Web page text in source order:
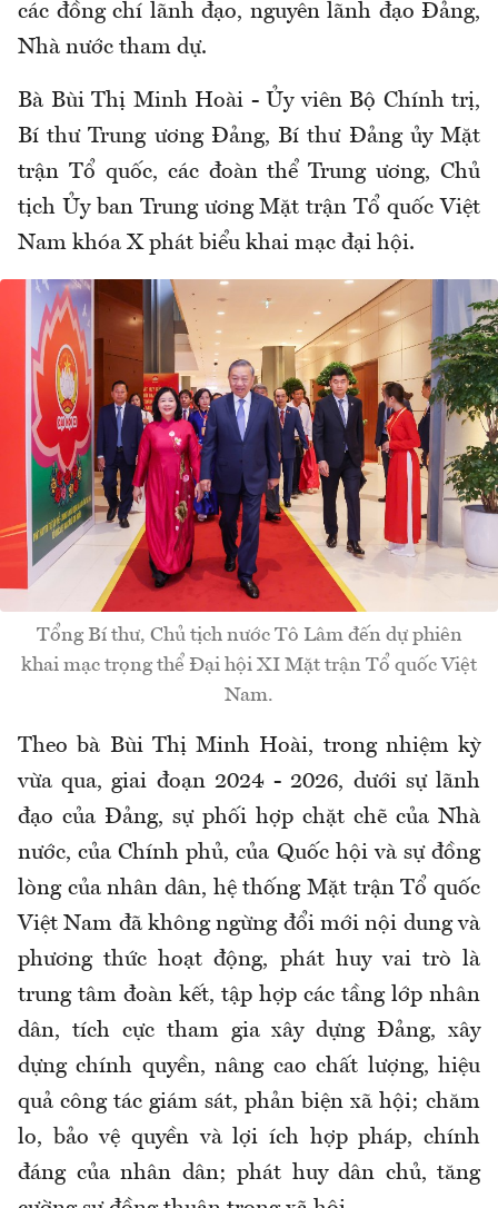
các đồng chí lãnh đạo, nguyên lãnh đạo Đảng,
Nhà nước tham dự.
Bà Bùi Thị Minh Hoài - Ủy viên Bộ Chính trị,
Bí thư Trung ương Đảng, Bí thư Đảng ủy Mặt
trận Tổ quốc, các đoàn thể Trung ương, Chủ
tịch Ủy ban Trung ương Mặt trận Tổ quốc Việt
Nam khóa X phát biểu khai mạc đại hội.
Tổng Bí thư, Chủ tịch nước Tô Lâm đến dự phiên
khai mạc trọng thể Đại hội XI Mặt trận Tổ quốc Việt
Nam.
Theo bà Bùi Thị Minh Hoài, trong nhiệm kỳ
vừa qua, giai đoạn 2024 - 2026, dưới sự lãnh
đạo của Đảng, sự phối hợp chặt chẽ của Nhà
nước, của Chính phủ, của Quốc hội và sự đồng
lòng của nhân dân, hệ thống Mặt trận Tổ quốc
Việt Nam đã không ngừng đổi mới nội dung và
phương thức hoạt động, phát huy vai trò là
trung tâm đoàn kết, tập hợp các tầng lớp nhân
dân, tích cực tham gia xây dựng Đảng, xây
dựng chính quyền, nâng cao chất lượng, hiệu
quả công tác giám sát, phản biện xã hội; chăm
lo, bảo vệ quyền và lợi ích hợp pháp, chính
đáng của nhân dân; phát huy dân chủ, tăng